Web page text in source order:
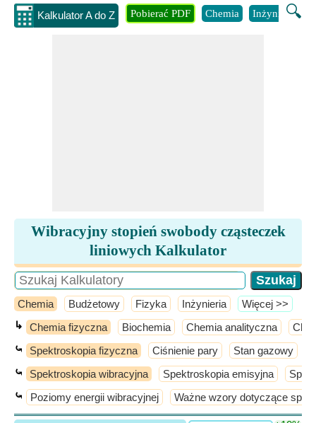
Kalkulator A do Z 🔍
Pobierać PDF Chemia Inżynieria
Wibracyjny stopień swobody cząsteczek
liniowych Kalkulator
Chemia Budżetowy Fizyka Inżynieria ​Więcej >>
↳ Chemia fizyczna Biochemia Chemia analityczna
⤿ Spektroskopia fizyczna Ciśnienie pary Stan gazowy
⤿ Spektroskopia wibracyjna Spektroskopia emisyjna
⤿ Poziomy energii wibracyjnej Ważne wzory dotyczące